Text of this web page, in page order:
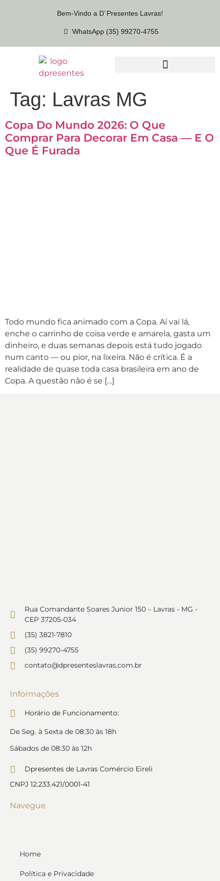
Bem-Vindo a D´Presentes Lavras!
WhatsApp (35) 99270-4755
Tag: Lavras MG
Copa Do Mundo 2026: O Que
Comprar Para Decorar Em Casa — E O
Que É Furada
Todo mundo fica animado com a Copa. Aí vai lá,
enche o carrinho de coisa verde e amarela, gasta um
dinheiro, e duas semanas depois está tudo jogado
num canto — ou pior, na lixeira. Não é crítica. É a
realidade de quase toda casa brasileira em ano de
Copa. A questão não é se […]
Rua Comandante Soares Junior 150 – Lavras - MG -
CEP 37205-034
(35) 3821-7810
(35) 99270-4755
contato@dpresenteslavras.com.br
Informações
Horário de Funcionamento:
De Seg. à Sexta de 08:30 às 18h
Sábados de 08:30 às 12h
Dpresentes de Lavras Comércio Eireli
CNPJ 12.233.421/0001-41
Navegue
Home
Política e Privacidade